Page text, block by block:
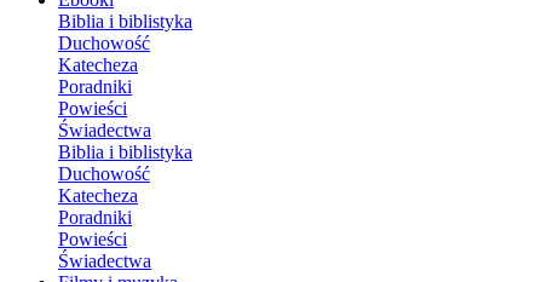
Biblia i biblistyka
Duchowość
Katecheza
Poradniki
Powieści
Świadectwa
Biblia i biblistyka
Duchowość
Katecheza
Poradniki
Powieści
Świadectwa